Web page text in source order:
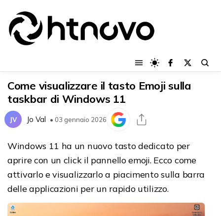
Come visualizzare il tasto Emoji sulla
taskbar di Windows 11
JV Jo Val • 03 gennaio 2026
Windows 11 ha un nuovo tasto dedicato per
aprire con un click il pannello emoji. Ecco come
attivarlo e visualizzarlo a piacimento sulla barra
delle applicazioni per un rapido utilizzo.